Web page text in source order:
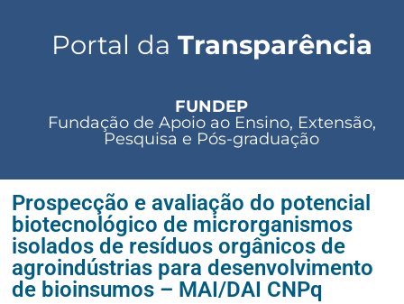
Portal da Transparência
FUNDEP
Fundação de Apoio ao Ensino, Extensão,
Pesquisa e Pós-graduação
Prospecção e avaliação do potencial
biotecnológico de microrganismos
isolados de resíduos orgânicos de
agroindústrias para desenvolvimento
de bioinsumos – MAI/DAI CNPq